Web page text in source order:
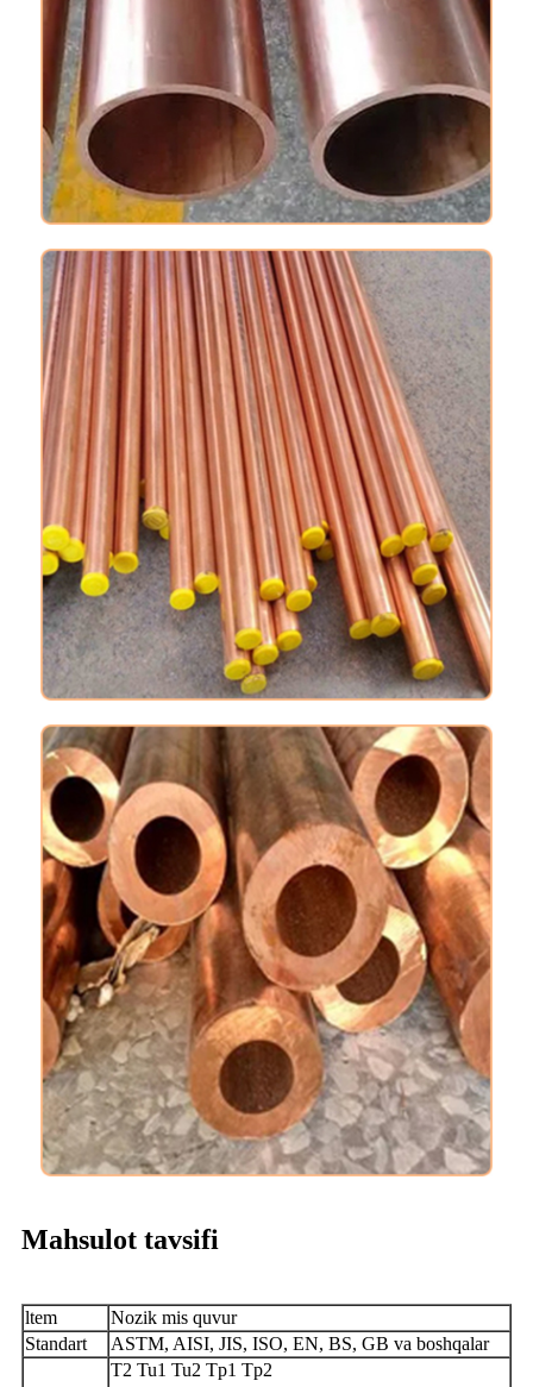
Mahsulot tavsifi
ltem
Nozik mis quvur
Standart
ASTM, AISI, JIS, ISO, EN, BS, GB va boshqalar
T2 Tu1 Tu2 Tp1 Tp2